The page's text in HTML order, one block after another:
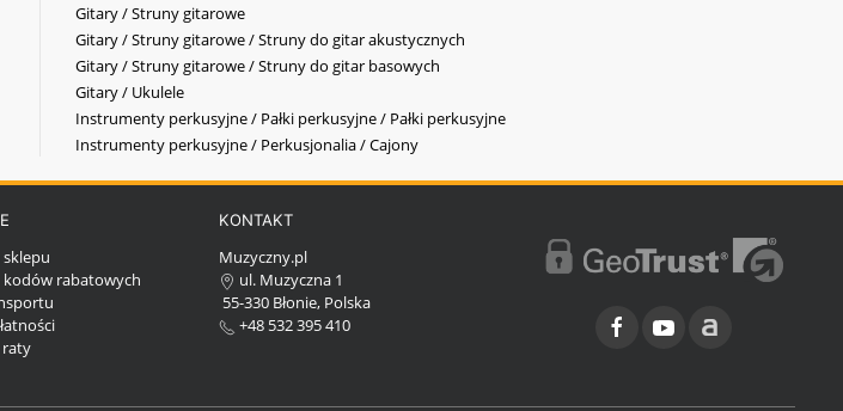
Gitary / Struny gitarowe
Gitary / Struny gitarowe / Struny do gitar akustycznych
Gitary / Struny gitarowe / Struny do gitar basowych
Gitary / Ukulele
Instrumenty perkusyjne / Pałki perkusyjne / Pałki perkusyjne
Instrumenty perkusyjne / Perkusjonalia / Cajony
sklepu
kodów rabatowych
raty
KONTAKT
Muzyczny.pl
ul. Muzyczna 1
55-330 Błonie, Polska
+48 532 395 410